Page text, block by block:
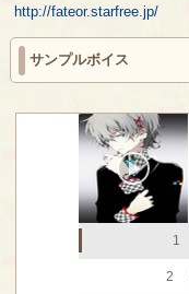
http://fateor.starfree.jp/
サンプルボイス
1
2